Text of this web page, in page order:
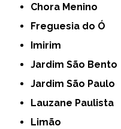
Chora Menino
Freguesia do Ó
Imirim
Jardim São Bento
Jardim São Paulo
Lauzane Paulista
Limão